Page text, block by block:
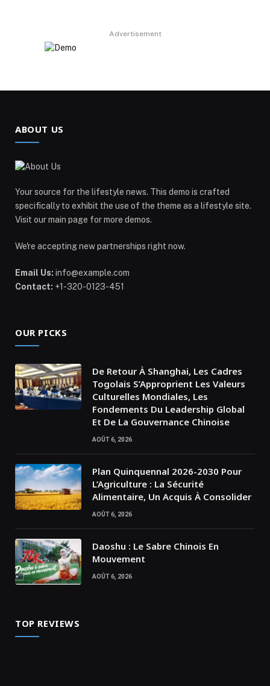
Advertisement
ABOUT US
Your source for the lifestyle news. This demo is crafted
specifically to exhibit the use of the theme as a lifestyle site.
Visit our main page for more demos.
We're accepting new partnerships right now.
Email Us: info@example.com
Contact: +1-320-0123-451
OUR PICKS
De Retour À Shanghai, Les Cadres
Togolais S’Approprient Les Valeurs
Culturelles Mondiales, Les
Fondements Du Leadership Global
Et De La Gouvernance Chinoise
AOÛT 6, 2026
Plan Quinquennal 2026-2030 Pour
L’Agriculture : La Sécurité
Alimentaire, Un Acquis À Consolider
AOÛT 6, 2026
Daoshu : Le Sabre Chinois En
Mouvement
AOÛT 6, 2026
TOP REVIEWS